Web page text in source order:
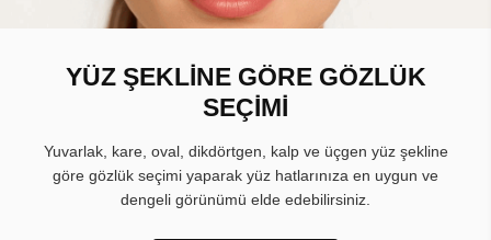
YÜZ ŞEKLİNE GÖRE GÖZLÜK
SEÇİMİ
Yuvarlak, kare, oval, dikdörtgen, kalp ve üçgen yüz şekline
göre gözlük seçimi yaparak yüz hatlarınıza en uygun ve
dengeli görünümü elde edebilirsiniz.